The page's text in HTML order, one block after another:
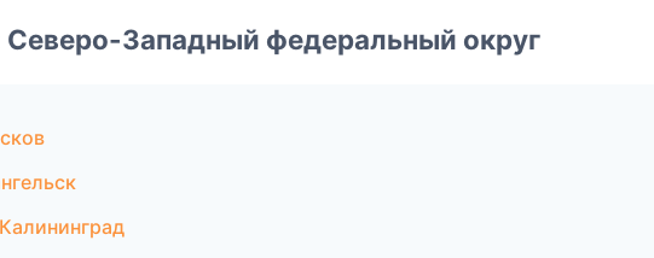
Северо-Западный федеральный округ